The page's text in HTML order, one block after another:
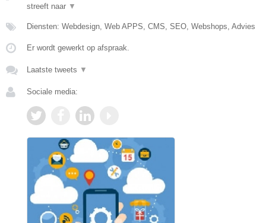
streeft naar ▼
Diensten: Webdesign, Web APPS, CMS, SEO, Webshops, Advies
Er wordt gewerkt op afspraak.
Laatste tweets ▼
Sociale media: